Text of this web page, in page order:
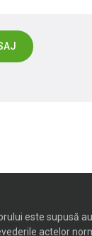
este supusă
actelor